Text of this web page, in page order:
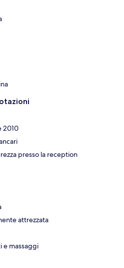
2010
presso la reception
attrezzata
e massaggi